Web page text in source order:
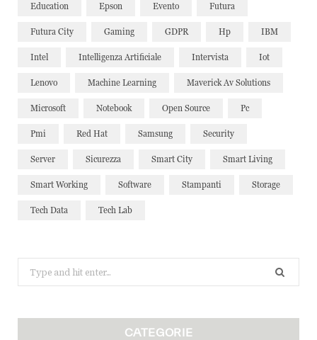
Education Epson Evento Futura
Futura City Gaming GDPR Hp IBM
Intel Intelligenza Artificiale Intervista Iot
Lenovo Machine Learning Maverick Av Solutions
Microsoft Notebook Open Source Pc
Pmi Red Hat Samsung Security
Server Sicurezza Smart City Smart Living
Smart Working Software Stampanti Storage
Tech Data Tech Lab
for:
CATEGORIE